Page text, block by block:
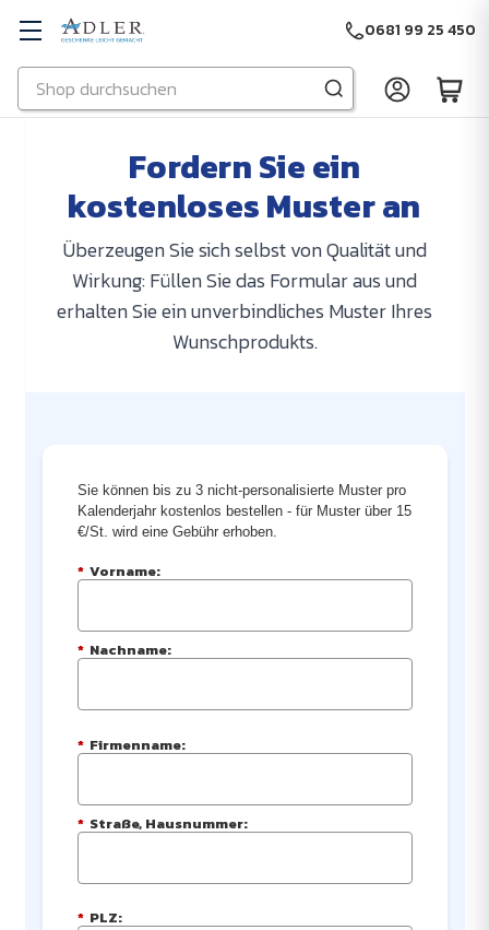
Zu Hauptinhalt springen
Suchen
0681 99 25 450
Fordern Sie ein
kostenloses Muster an
Überzeugen Sie sich selbst von Qualität und
Wirkung: Füllen Sie das Formular aus und
erhalten Sie ein unverbindliches Muster Ihres
Wunschprodukts.
Sie können bis zu 3 nicht-personalisierte Muster pro
Kalenderjahr kostenlos bestellen - für Muster über 15
€/St. wird eine Gebühr erhoben.
* Vorname:
* Nachname:
* Firmenname:
* Straße, Hausnummer:
* PLZ: